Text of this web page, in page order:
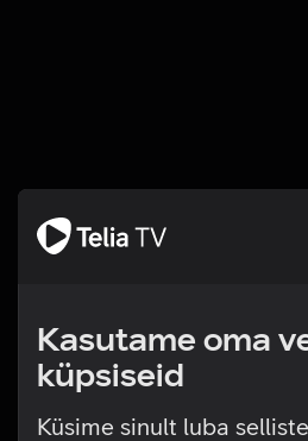
Kasutame oma
küpsiseid
Küsime sinult luba